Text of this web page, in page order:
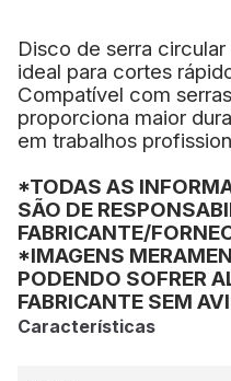
Disco de serra
ideal para cortes
Compatível com
proporciona maior
em trabalhos
*TODAS AS
SÃO DE
FABRICANTE/
*IMAGENS
PODENDO SOFRER
FABRICANTE SEM
Características